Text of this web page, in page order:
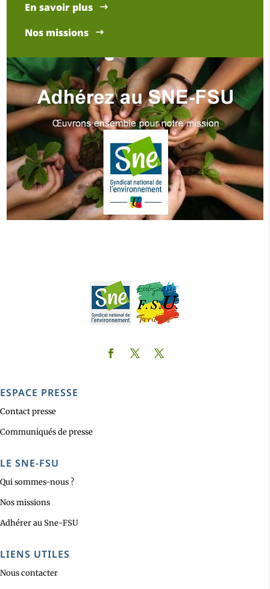
En savoir plus
Nos missions
ESPACE PRESSE
Contact presse
Communiqués de presse
LE SNE-FSU
Qui sommes-nous ?
Nos missions
Adhérer au Sne-FSU
LIENS UTILES
Nous contacter